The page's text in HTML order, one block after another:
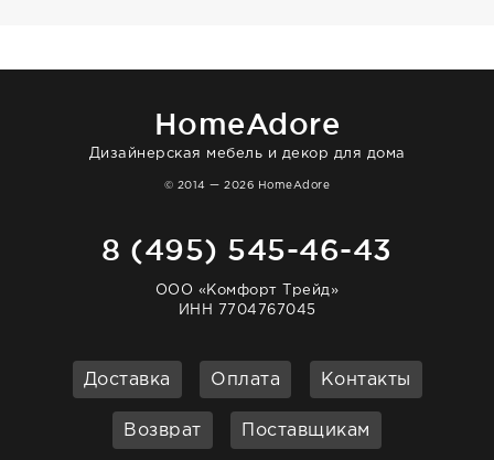
HomeAdore
Дизайнерская мебель и декор для дома
© 2014 — 2026 HomeAdore
8 (495) 545-46-43
ООО «Комфорт Трейд»
ИНН 7704767045
Доставка Оплата Контакты
Возврат Поставщикам